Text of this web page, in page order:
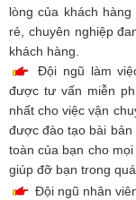
lòng của khách
rẻ, chuyên nghiệp
khách hàng.
Đội ngũ làm
được tư vấn miễn
nhất cho việc vận
được đào tạo bài bản
toàn của bạn cho
giúp đỡ bạn trong
Đội ngũ nhân